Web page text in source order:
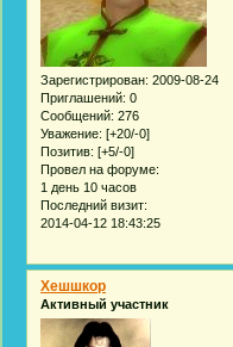
Зарегистрирован: 2009-08-24
Приглашений: 0
Сообщений: 276
Уважение: [+20/-0]
Позитив: [+5/-0]
Провел на форуме:
1 день 10 часов
Последний визит:
2014-04-12 18:43:25
Хешшкор
Активный участник